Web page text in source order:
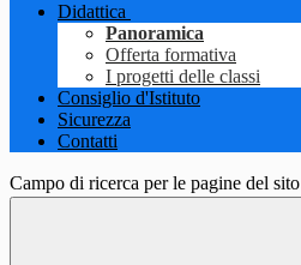
Didattica
Panoramica
Offerta formativa
I progetti delle classi
Consiglio d'Istituto
Sicurezza
Contatti
Campo di ricerca per le pagine del sito